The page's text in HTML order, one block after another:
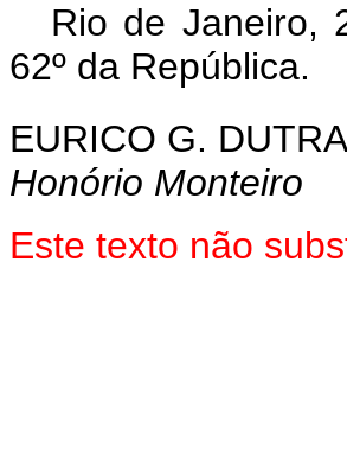
Rio de Janeiro,
62º da República.
EURICO G. DUTRA
Honório Monteiro
Este texto não